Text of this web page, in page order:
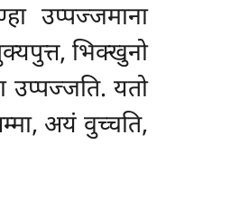
उप्पज्जमाना
भिक्खुनो
उप्पज्जति. यतो
अयं वुच्चति,